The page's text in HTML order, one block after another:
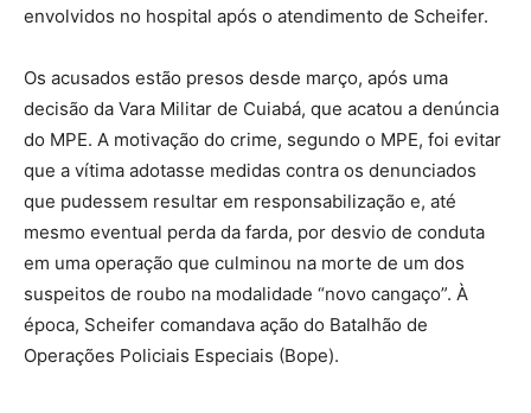
envolvidos no hospital após o atendimento de Scheifer.
Os acusados estão presos desde março, após uma
decisão da Vara Militar de Cuiabá, que acatou a denúncia
do MPE. A motivação do crime, segundo o MPE, foi evitar
que a vítima adotasse medidas contra os denunciados
que pudessem resultar em responsabilização e, até
mesmo eventual perda da farda, por desvio de conduta
em uma operação que culminou na morte de um dos
suspeitos de roubo na modalidade “novo cangaço”. À
época, Scheifer comandava ação do Batalhão de
Operações Policiais Especiais (Bope).